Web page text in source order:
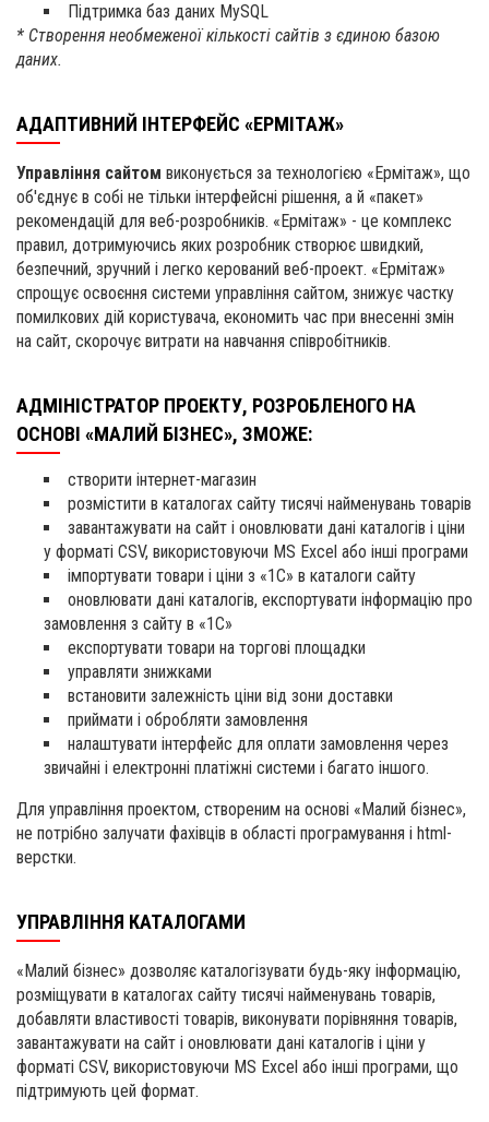
Підтримка баз даних MySQL
* Створення необмеженої кількості сайтів з єдиною базою
даних.
АДАПТИВНИЙ ІНТЕРФЕЙС «ЕРМІТАЖ»
Управління сайтом виконується за технологією «Ермітаж», що
об'єднує в собі не тільки інтерфейсні рішення, а й «пакет»
рекомендацій для веб-розробників. «Ермітаж» - це комплекс
правил, дотримуючись яких розробник створює швидкий,
безпечний, зручний і легко керований веб-проект. «Ермітаж»
спрощує освоєння системи управління сайтом, знижує частку
помилкових дій користувача, економить час при внесенні змін
на сайт, скорочує витрати на навчання співробітників.
АДМІНІСТРАТОР ПРОЕКТУ, РОЗРОБЛЕНОГО НА
ОСНОВІ «МАЛИЙ БІЗНЕС», ЗМОЖЕ:
створити інтернет-магазин
розмістити в каталогах сайту тисячі найменувань товарів
завантажувати на сайт і оновлювати дані каталогів і ціни
у форматі CSV, використовуючи MS Excel або інші програми
імпортувати товари і ціни з «1С» в каталоги сайту
оновлювати дані каталогів, експортувати інформацію про
замовлення з сайту в «1С»
експортувати товари на торгові площадки
управляти знижками
встановити залежність ціни від зони доставки
приймати і обробляти замовлення
налаштувати інтерфейс для оплати замовлення через
звичайні і електронні платіжні системи і багато іншого.
Для управління проектом, створеним на основі «Малий бізнес»,
не потрібно залучати фахівців в області програмування і html-
верстки.
УПРАВЛІННЯ КАТАЛОГАМИ
«Малий бізнес» дозволяє каталогізувати будь-яку інформацію,
розміщувати в каталогах сайту тисячі найменувань товарів,
добавляти властивості товарів, виконувати порівняння товарів,
завантажувати на сайт і оновлювати дані каталогів і ціни у
форматі CSV, використовуючи MS Excel або інші програми, що
підтримують цей формат.